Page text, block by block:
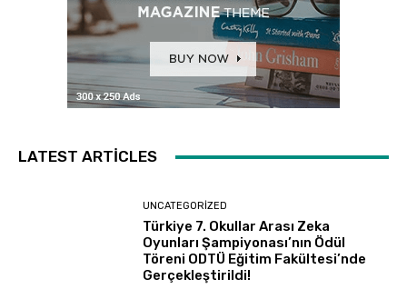
LATEST ARTICLES
UNCATEGORIZED
Türkiye 7. Okullar Arası Zeka
Oyunları Şampiyonası’nın Ödül
Töreni ODTÜ Eğitim Fakültesi’nde
Gerçekleştirildi!